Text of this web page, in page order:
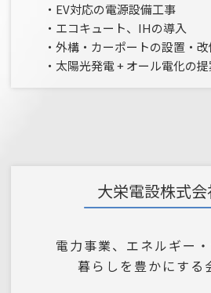
・EV対応の電源設備工事
・エコキュート、IHの導入
・外構・カーポートの設置・
・太陽光発電 + オール電化の
大栄電設株式
電力事業、エネルギー
暮らしを豊かにする